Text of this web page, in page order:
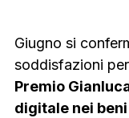
Giugno si
soddisfazioni
Premio
digitale nei